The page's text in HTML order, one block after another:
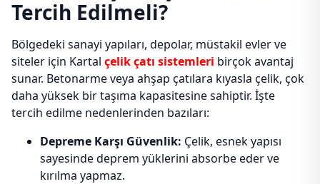
Tercih Edilmeli?
Bölgedeki sanayi yapıları, depolar, müstakil evler ve
siteler için Kartal çelik çatı sistemleri birçok avantaj
sunar. Betonarme veya ahşap çatılara kıyasla çelik, çok
daha yüksek bir taşıma kapasitesine sahiptir. İşte
tercih edilme nedenlerinden bazıları:
Depreme Karşı Güvenlik: Çelik, esnek yapısı
sayesinde deprem yüklerini absorbe eder ve
kırılma yapmaz.